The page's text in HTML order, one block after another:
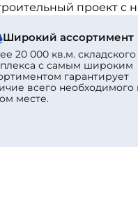
проект
Широкий ассортимент
20 000 кв.м. складского
с самым широким
гарантирует
всего необходимого
месте.